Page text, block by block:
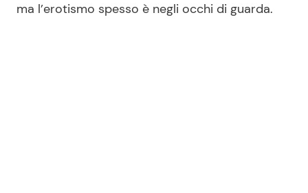
ma l’erotismo spesso è negli occhi di guarda.